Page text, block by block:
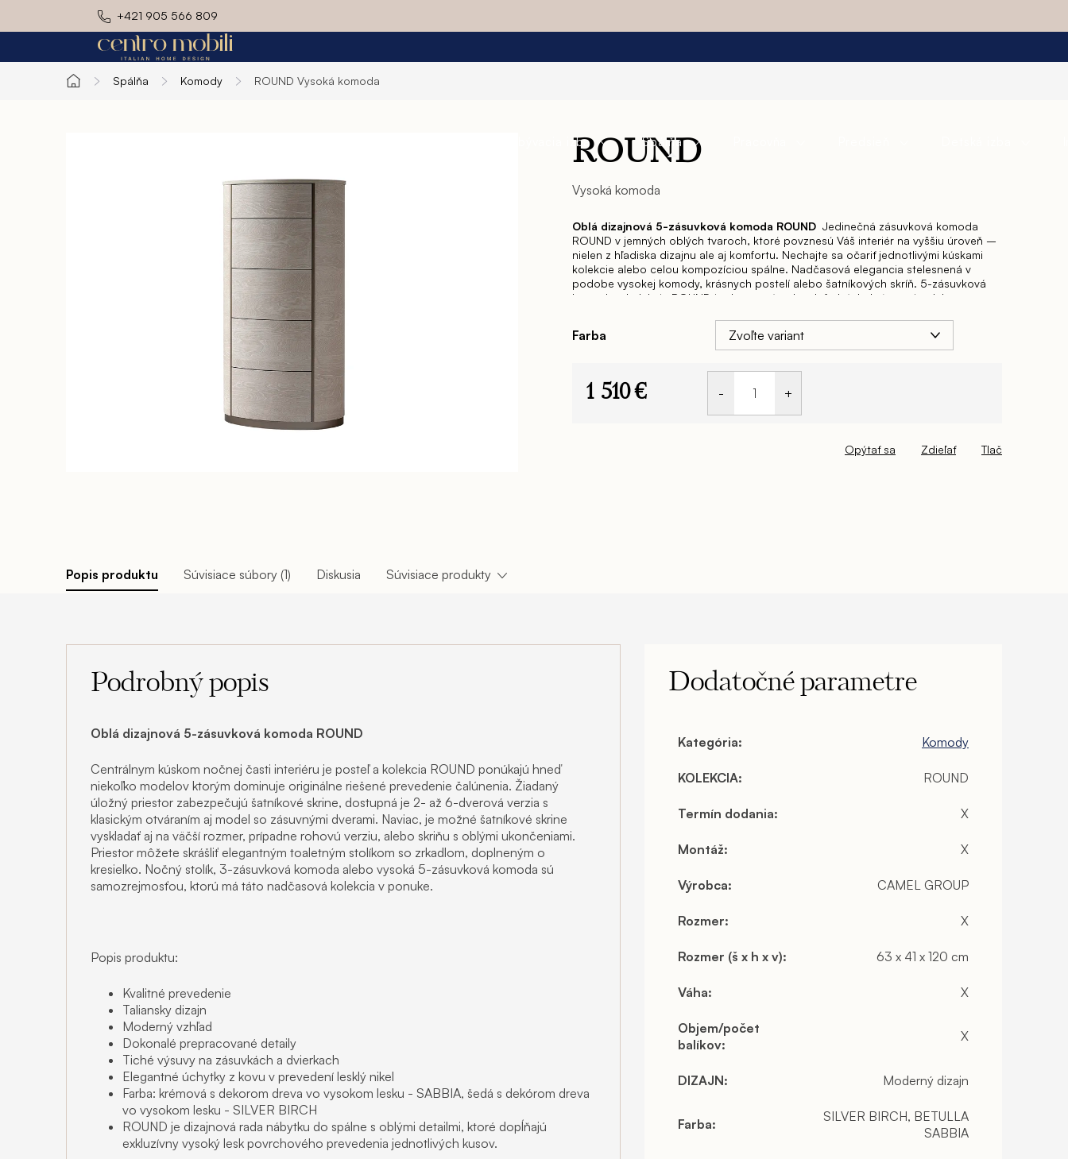
+421 905 566 809
Obývacia izba Spálňa
Domov
Spálňa Komody ROUND Vysoká komoda
ROUND
Vysoká komoda
Oblá dizajnová 5-zásuvková komoda ROUND Jedinečná zásuvková komoda
ROUND v jemných oblých tvaroch, ktoré povznesú Váš interiér na vyššiu úroveň –
nielen z hľadiska dizajnu ale aj komfortu. Nechajte sa očariť jednotlivými kúskami
kolekcie alebo celou kompozíciou spálne. Nadčasová elegancia stelesnená v
podobe vysokej komody, krásnych postelí alebo šatníkových skríň. 5-zásuvková
komoda z kolekcie ROUND je dostupná v dvoch farbách, krémovej s dekorom
Farba
1 510 €
Tlač
Opýtať sa Zdieľať
Popis produktu Súvisiace súbory (1) Diskusia Súvisiace produkty
Podrobný popis
Oblá dizajnová 5-zásuvková komoda ROUND
Centrálnym kúskom nočnej časti interiéru je posteľ a kolekcia ROUND ponúkajú hneď
niekoľko modelov ktorým dominuje originálne riešené prevedenie čalúnenia. Žiadaný
úložný priestor zabezpečujú šatníkové skrine, dostupná je 2- až 6-dverová verzia s
klasickým otváraním aj model so zásuvnými dverami. Naviac, je možné šatníkové skrine
vyskladať aj na väčší rozmer, prípadne rohovú verziu, alebo skriňu s oblými ukončeniami.
Priestor môžete skrášliť elegantným toaletným stolíkom so zrkadlom, doplneným o
kresielko. Nočný stolík, 3-zásuvková komoda alebo vysoká 5-zásuvková komoda sú
samozrejmosťou, ktorú má táto nadčasová kolekcia v ponuke.
Popis produktu:
Kvalitné prevedenie
Taliansky dizajn
Moderný vzhľad
Dokonalé prepracované detaily
Tiché výsuvy na zásuvkách a dvierkach
Elegantné úchytky z kovu v prevedení lesklý nikel
Farba: krémová s dekorom dreva vo vysokom lesku - SABBIA, šedá s dekórom dreva
vo vysokom lesku - SILVER BIRCH
ROUND je dizajnová rada nábytku do spálne s oblými detailmi, ktoré dopĺňajú
exkluzívny vysoký lesk povrchového prevedenia jednotlivých kusov.
Dodatočné parametre
Kategória: Komody
KOLEKCIA: ROUND
Termín dodania: X
Montáž: X
Výrobca: CAMEL GROUP
Rozmer: X
Rozmer (š x h x v): 63 x 41 x 120 cm
Váha: X
Objem/počet
balíkov:
X
DIZAJN: Moderný dizajn
Farba:
SILVER BIRCH, BETULLA
SABBIA